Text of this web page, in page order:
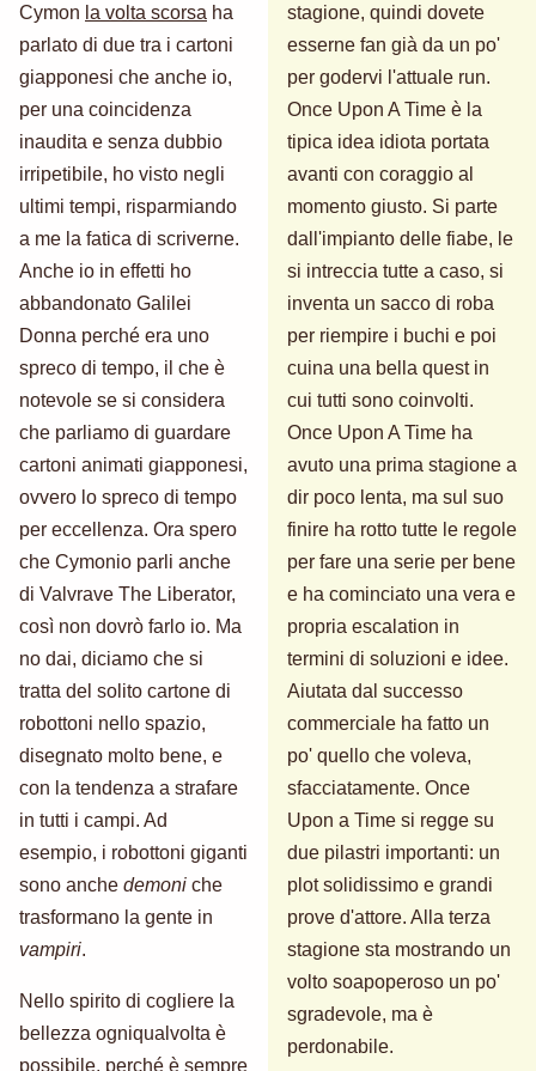
Cymon la volta scorsa ha
parlato di due tra i cartoni
giapponesi che anche io,
per una coincidenza
inaudita e senza dubbio
irripetibile, ho visto negli
ultimi tempi, risparmiando
a me la fatica di scriverne.
Anche io in effetti ho
abbandonato Galilei
Donna perché era uno
spreco di tempo, il che è
notevole se si considera
che parliamo di guardare
cartoni animati giapponesi,
ovvero lo spreco di tempo
per eccellenza. Ora spero
che Cymonio parli anche
di Valvrave The Liberator,
così non dovrò farlo io. Ma
no dai, diciamo che si
tratta del solito cartone di
robottoni nello spazio,
disegnato molto bene, e
con la tendenza a strafare
in tutti i campi. Ad
esempio, i robottoni giganti
sono anche demoni che
trasformano la gente in
vampiri.
Nello spirito di cogliere la
bellezza ogniqualvolta è
possibile, perché è sempre
stagione, quindi dovete
esserne fan già da un po'
per godervi l'attuale run.
Once Upon A Time è la
tipica idea idiota portata
avanti con coraggio al
momento giusto. Si parte
dall'impianto delle fiabe, le
si intreccia tutte a caso, si
inventa un sacco di roba
per riempire i buchi e poi
cuina una bella quest in
cui tutti sono coinvolti.
Once Upon A Time ha
avuto una prima stagione a
dir poco lenta, ma sul suo
finire ha rotto tutte le regole
per fare una serie per bene
e ha cominciato una vera e
propria escalation in
termini di soluzioni e idee.
Aiutata dal successo
commerciale ha fatto un
po' quello che voleva,
sfacciatamente. Once
Upon a Time si regge su
due pilastri importanti: un
plot solidissimo e grandi
prove d'attore. Alla terza
stagione sta mostrando un
volto soapoperoso un po'
sgradevole, ma è
perdonabile.